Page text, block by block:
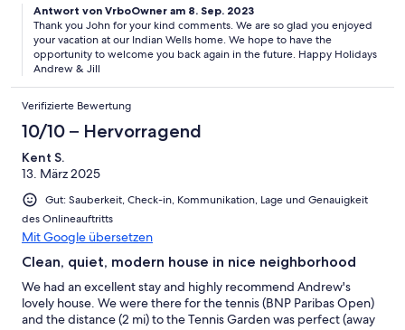
Antwort von VrboOwner am 8. Sep. 2023
Thank you John for your kind comments. We are so glad you enjoyed
your vacation at our Indian Wells home. We hope to have the
opportunity to welcome you back again in the future. Happy Holidays
Andrew & Jill
Verifizierte Bewertung
10/10 – Hervorragend
Kent S.
13. März 2025
Gut: Sauberkeit, Check-in, Kommunikation, Lage und Genauigkeit
des Onlineauftritts
Mit Google übersetzen
Clean, quiet, modern house in nice neighborhood
We had an excellent stay and highly recommend Andrew's
lovely house. We were there for the tennis (BNP Paribas Open)
and the distance (2 mi) to the Tennis Garden was perfect (away